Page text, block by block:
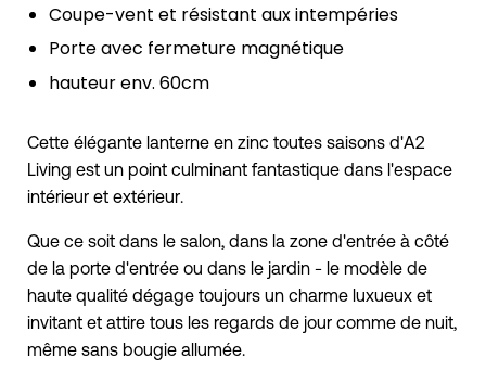
Coupe-vent et résistant aux intempéries
Porte avec fermeture magnétique
hauteur env. 60cm
Cette élégante lanterne en zinc toutes saisons d'A2
Living est un point culminant fantastique dans l'espace
intérieur et extérieur.
Que ce soit dans le salon, dans la zone d'entrée à côté
de la porte d'entrée ou dans le jardin - le modèle de
haute qualité dégage toujours un charme luxueux et
invitant et attire tous les regards de jour comme de nuit,
même sans bougie allumée.